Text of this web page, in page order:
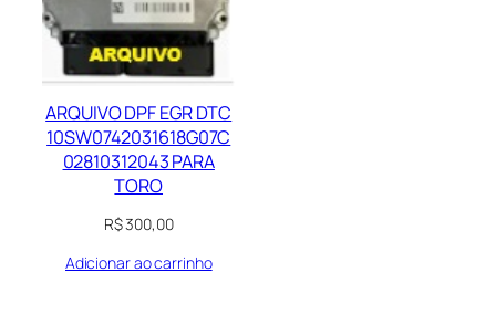
ARQUIVO DPF EGR DTC
10SW0742031618G07C
02810312043 PARA
TORO
R$300,00
Adicionar ao carrinho